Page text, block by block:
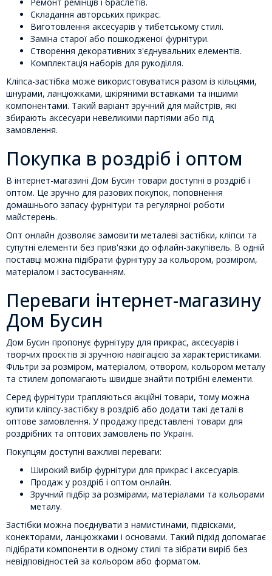
Складання авторських прикрас.
Виготовлення аксесуарів у тибетському стилі.
Заміна старої або пошкодженої фурнітури.
Створення декоративних з'єднувальних елементів.
Комплектація наборів для рукоділля.
Кліпса-застібка може використовуватися разом із кільцями,
шнурами, ланцюжками, шкіряними вставками та іншими
компонентами. Такий варіант зручний для майстрів, які
збирають аксесуари невеликими партіями або під
замовлення.
Покупка в роздріб і оптом
В інтернет-магазині Дом Бусин товари доступні в роздріб і
оптом. Це зручно для разових покупок, поповнення
домашнього запасу фурнітури та регулярної роботи
майстерень.
Опт онлайн дозволяє замовити металеві застібки, кліпси та
супутні елементи без прив'язки до офлайн-закупівель. В одній
поставці можна підібрати фурнітуру за кольором, розміром,
матеріалом і застосуванням.
Переваги інтернет-магазину
Дом Бусин
Дом Бусин пропонує фурнітуру для прикрас, аксесуарів і
творчих проєктів зі зручною навігацією за характеристиками.
Фільтри за розміром, матеріалом, отвором, кольором металу
та стилем допомагають швидше знайти потрібні елементи.
Серед фурнітури трапляються акційні товари, тому можна
купити кліпсу-застібку в роздріб або додати такі деталі в
оптове замовлення. У продажу представлені товари для
роздрібних та оптових замовлень по Україні.
Покупцям доступні важливі переваги:
Широкий вибір фурнітури для прикрас і аксесуарів.
Продаж у роздріб і оптом онлайн.
Зручний підбір за розмірами, матеріалами та кольорами
металу.
Застібки можна поєднувати з намистинами, підвісками,
конекторами, ланцюжками і основами. Такий підхід допомагає
підібрати компоненти в одному стилі та зібрати виріб без
невідповідностей за кольором або форматом.